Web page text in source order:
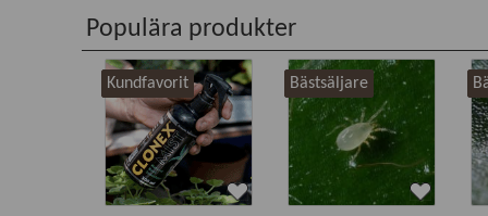
Populära produkter
Kundfavorit Bästsäljare